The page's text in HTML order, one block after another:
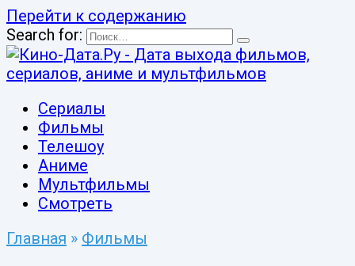
Перейти к содержанию
Search for:
Сериалы
Фильмы
Телешоу
Аниме
Мультфильмы
Смотреть
Главная » Фильмы